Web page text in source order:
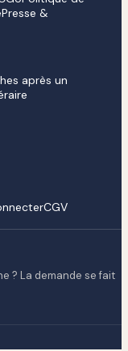
Presse &
après un
CGV
? La demande se fait